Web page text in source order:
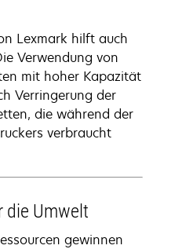
Lexmark hilft auch
Verwendung von
mit hoher Kapazität
Verringerung der
die während der
verbraucht
die Umwelt
gewinnen